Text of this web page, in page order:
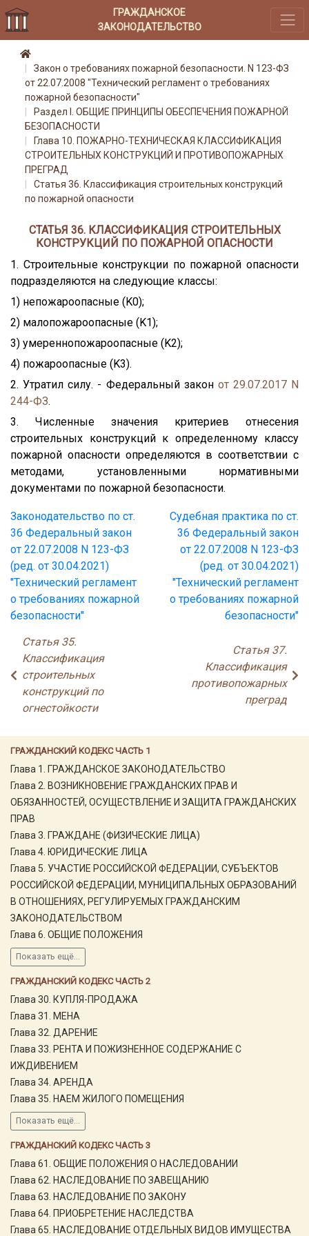
ГРАЖДАНСКОЕ
ЗАКОНОДАТЕЛЬСТВО
ГРАЖДАНСКИЙ КОДЕКС ЧАСТЬ 1
Глава 1. ГРАЖДАНСКОЕ ЗАКОНОДАТЕЛЬСТВО
Глава 2. ВОЗНИКНОВЕНИЕ ГРАЖДАНСКИХ ПРАВ И
ОБЯЗАННОСТЕЙ, ОСУЩЕСТВЛЕНИЕ И ЗАЩИТА ГРАЖДАНСКИХ
ПРАВ
Глава 3. ГРАЖДАНЕ (ФИЗИЧЕСКИЕ ЛИЦА)
Глава 4. ЮРИДИЧЕСКИЕ ЛИЦА
Глава 5. УЧАСТИЕ РОССИЙСКОЙ ФЕДЕРАЦИИ, СУБЪЕКТОВ
РОССИЙСКОЙ ФЕДЕРАЦИИ, МУНИЦИПАЛЬНЫХ ОБРАЗОВАНИЙ
В ОТНОШЕНИЯХ, РЕГУЛИРУЕМЫХ ГРАЖДАНСКИМ
ЗАКОНОДАТЕЛЬСТВОМ
Глава 6. ОБЩИЕ ПОЛОЖЕНИЯ
Показать ещё...
ГРАЖДАНСКИЙ КОДЕКС ЧАСТЬ 2
Глава 30. КУПЛЯ-ПРОДАЖА
Глава 31. МЕНА
Глава 32. ДАРЕНИЕ
Глава 33. РЕНТА И ПОЖИЗНЕННОЕ СОДЕРЖАНИЕ С
ИЖДИВЕНИЕМ
Глава 34. АРЕНДА
Глава 35. НАЕМ ЖИЛОГО ПОМЕЩЕНИЯ
Показать ещё...
ГРАЖДАНСКИЙ КОДЕКС ЧАСТЬ 3
Глава 61. ОБЩИЕ ПОЛОЖЕНИЯ О НАСЛЕДОВАНИИ
Глава 62. НАСЛЕДОВАНИЕ ПО ЗАВЕЩАНИЮ
Глава 63. НАСЛЕДОВАНИЕ ПО ЗАКОНУ
Глава 64. ПРИОБРЕТЕНИЕ НАСЛЕДСТВА
Глава 65. НАСЛЕДОВАНИЕ ОТДЕЛЬНЫХ ВИДОВ ИМУЩЕСТВА
Закон о требованиях пожарной безопасности. N 123-ФЗ
от 22.07.2008 "Технический регламент о требованиях
пожарной безопасности"
Раздел I. ОБЩИЕ ПРИНЦИПЫ ОБЕСПЕЧЕНИЯ ПОЖАРНОЙ
БЕЗОПАСНОСТИ
Глава 10. ПОЖАРНО-ТЕХНИЧЕСКАЯ КЛАССИФИКАЦИЯ
СТРОИТЕЛЬНЫХ КОНСТРУКЦИЙ И ПРОТИВОПОЖАРНЫХ
ПРЕГРАД
Статья 36. Классификация строительных конструкций
по пожарной опасности
СТАТЬЯ 36. КЛАССИФИКАЦИЯ СТРОИТЕЛЬНЫХ
КОНСТРУКЦИЙ ПО ПОЖАРНОЙ ОПАСНОСТИ
1. Строительные конструкции по пожарной опасности
подразделяются на следующие классы:
1) непожароопасные (K0);
2) малопожароопасные (K1);
3) умереннопожароопасные (K2);
4) пожароопасные (K3).
2. Утратил силу. - Федеральный закон от 29.07.2017 N
244-ФЗ.
3. Численные значения критериев отнесения
строительных конструкций к определенному классу
пожарной опасности определяются в соответствии с
методами, установленными нормативными
документами по пожарной безопасности.
Законодательство по ст.
36 Федеральный закон
от 22.07.2008 N 123-ФЗ
(ред. от 30.04.2021)
"Технический регламент
о требованиях пожарной
безопасности"
Судебная практика по ст.
36 Федеральный закон
от 22.07.2008 N 123-ФЗ
(ред. от 30.04.2021)
"Технический регламент
о требованиях пожарной
безопасности"
Статья 35.
Классификация
строительных
конструкций по
огнестойкости
Статья 37.
Классификация
противопожарных
преград